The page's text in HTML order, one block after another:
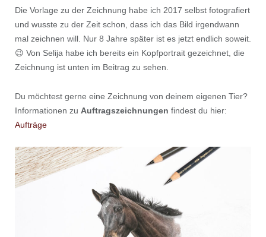
Die Vorlage zu der Zeichnung habe ich 2017 selbst fotografiert
und wusste zu der Zeit schon, dass ich das Bild irgendwann
mal zeichnen will. Nur 8 Jahre später ist es jetzt endlich soweit.
😉 Von Selija habe ich bereits ein Kopfportrait gezeichnet, die
Zeichnung ist unten im Beitrag zu sehen.
Du möchtest gerne eine Zeichnung von deinem eigenen Tier?
Informationen zu Auftragszeichnungen findest du hier:
Aufträge